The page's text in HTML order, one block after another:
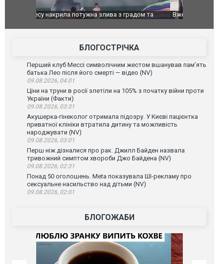
Вже вивели на тести: Ferrari готує оновлення
Вийшов
фільму
БЛОГОСТРІЧКА
Перший клуб Мессі символічним жестом вшанував пам’ять
батька Лео після його смерті — відео (NV)
09.08.2026, 04:01
Ціни на труни в росії злетіли на 105% з початку війни проти
України (Факти)
09.08.2026, 03:31
Акушерка-гінеколог отримала підозру. У Києві пацієнтка
приватної клініки втратила дитину та можливість
народжувати (NV)
09.08.2026, 03:01
Перш ніж дізналися про рак. Джилл Байден назвала
тривожний симптом хвороби Джо Байдена (NV)
09.08.2026, 02:31
Понад 50 оголошень. Meta показувала ШІ-рекламу про
сексуальне насильство над дітьми (NV)
09.08.2026, 02:01
БЛОГОЖАБИ